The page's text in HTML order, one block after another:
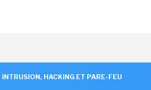
INTRUSION, HACKING ET PARE-FEU